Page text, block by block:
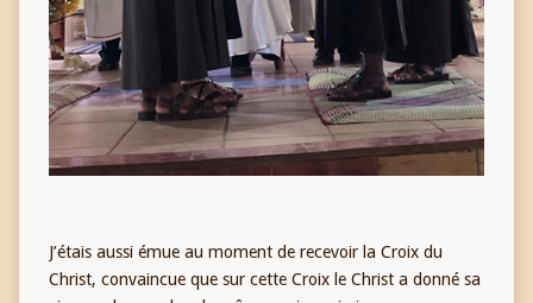
J’étais aussi émue au moment de recevoir la Croix du
Christ, convaincue que sur cette Croix le Christ a donné sa